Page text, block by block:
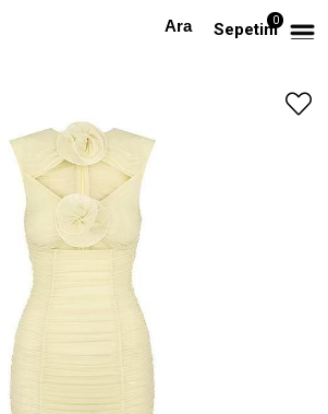
Sepetim0
Kolsuz Gül Detaylı Jarse Midi Elbise